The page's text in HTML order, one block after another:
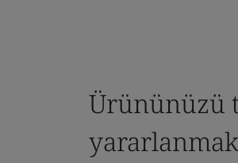
Ürününüzü